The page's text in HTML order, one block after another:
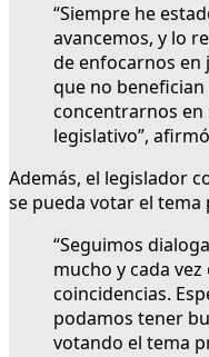
“Siempre he
avancemos, y lo
de enfocarnos en
que no
concentrarnos
legislativo”,
Además, el legislador
se pueda votar el tema
“Seguimos
mucho y cada
coincidencias.
podamos tener
votando el tema